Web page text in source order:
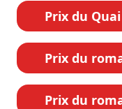
Prix du
Prix du
Prix du